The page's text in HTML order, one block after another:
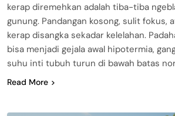
kerap diremehkan adalah tiba-tiba
gunung. Pandangan kosong, sulit fokus,
kerap disangka sekadar kelelahan.
bisa menjadi gejala awal hipotermia,
suhu inti tubuh turun di bawah batas
Read More